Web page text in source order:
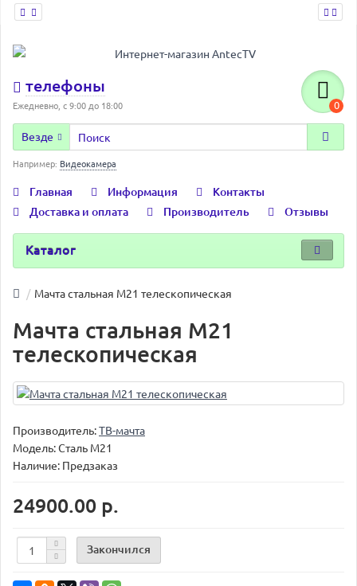
телефоны
Ежедневно, с 9:00 до 18:00 0
Везде
Например: Видеокамера
Главная Информация
Контакты
Доставка и оплата
Производитель Отзывы
Каталог
Мачта стальная М21 телескопическая
Мачта стальная М21
телескопическая
Производитель:ТВ-мачта
Модель:Сталь М21
Наличие: Предзаказ
24900.00 р.
Закончился